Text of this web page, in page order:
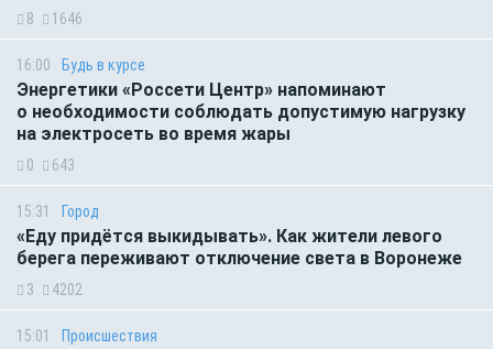
8 1646
16:00 Будь в курсе
Энергетики «Россети Центр» напоминают
о необходимости соблюдать допустимую нагрузку
на электросеть во время жары
0 643
15:31 Город
«Еду придётся выкидывать». Как жители левого
берега переживают отключение света в Воронеже
3 4202
15:01 Происшествия